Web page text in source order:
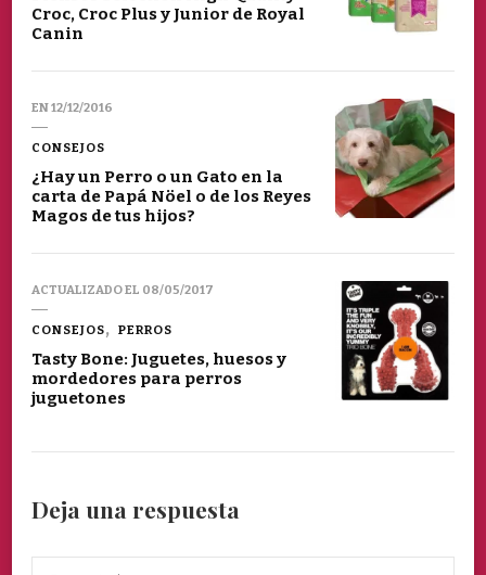
Croc, Croc Plus y Junior de Royal
Canin
EN12/12/2016
CONSEJOS
¿Hay un Perro o un Gato en la
carta de Papá Nöel o de los Reyes
Magos de tus hijos?
ACTUALIZADO EL 08/05/2017
CONSEJOS PERROS
Tasty Bone: Juguetes, huesos y
mordedores para perros
juguetones
Deja una respuesta